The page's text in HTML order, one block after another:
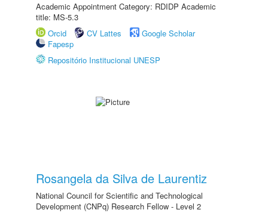
Academic Appointment Category: RDIDP Academic
title: MS-5.3
Orcid
CV Lattes
Google Scholar
Fapesp
Repositório Institucional UNESP
Rosangela da Silva de Laurentiz
National Council for Scientific and Technological
Development (CNPq) Research Fellow - Level 2